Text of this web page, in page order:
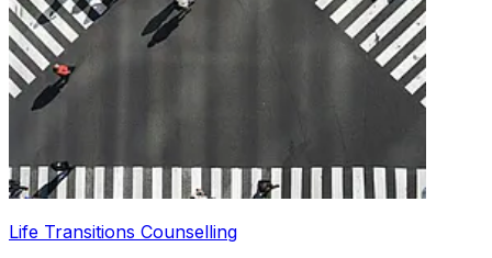
Life Transitions Counselling